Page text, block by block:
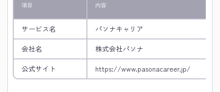
項目 内容
サービス名 パソナキャリア
会社名 株式会社パソナ
公式サイト https://www.pasonacareer.jp/